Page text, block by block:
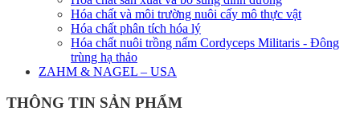
Hóa chất và môi trường nuôi cấy mô thực vật
Hóa chất phân tích hóa lý
Hóa chất nuôi trồng nấm Cordyceps Militaris - Đông
trùng hạ thảo
ZAHM & NAGEL – USA
THÔNG TIN SẢN PHẨM